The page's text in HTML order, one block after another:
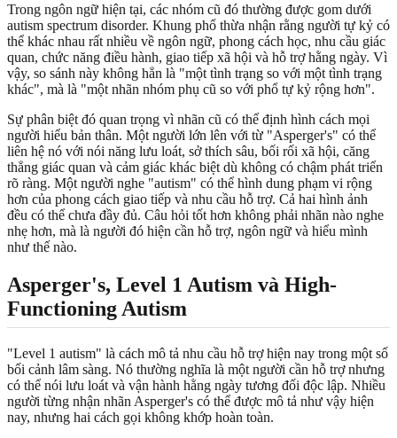
Trong ngôn ngữ hiện tại, các nhóm cũ đó thường được gom dưới
autism spectrum disorder. Khung phổ thừa nhận rằng người tự kỷ có
thể khác nhau rất nhiều về ngôn ngữ, phong cách học, nhu cầu giác
quan, chức năng điều hành, giao tiếp xã hội và hỗ trợ hằng ngày. Vì
vậy, so sánh này không hẳn là "một tình trạng so với một tình trạng
khác", mà là "một nhãn nhóm phụ cũ so với phổ tự kỷ rộng hơn".
Sự phân biệt đó quan trọng vì nhãn cũ có thể định hình cách mọi
người hiểu bản thân. Một người lớn lên với từ "Asperger's" có thể
liên hệ nó với nói năng lưu loát, sở thích sâu, bối rối xã hội, căng
thẳng giác quan và cảm giác khác biệt dù không có chậm phát triển
rõ ràng. Một người nghe "autism" có thể hình dung phạm vi rộng
hơn của phong cách giao tiếp và nhu cầu hỗ trợ. Cả hai hình ảnh
đều có thể chưa đầy đủ. Câu hỏi tốt hơn không phải nhãn nào nghe
nhẹ hơn, mà là người đó hiện cần hỗ trợ, ngôn ngữ và hiểu mình
như thế nào.
Asperger's, Level 1 Autism và High-
Functioning Autism
"Level 1 autism" là cách mô tả nhu cầu hỗ trợ hiện nay trong một số
bối cảnh lâm sàng. Nó thường nghĩa là một người cần hỗ trợ nhưng
có thể nói lưu loát và vận hành hằng ngày tương đối độc lập. Nhiều
người từng nhận nhãn Asperger's có thể được mô tả như vậy hiện
nay, nhưng hai cách gọi không khớp hoàn toàn.